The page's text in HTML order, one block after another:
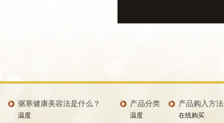
驱寒健康美容法是什么？
温度
产品分类
温度
产品购入方法
在线购买